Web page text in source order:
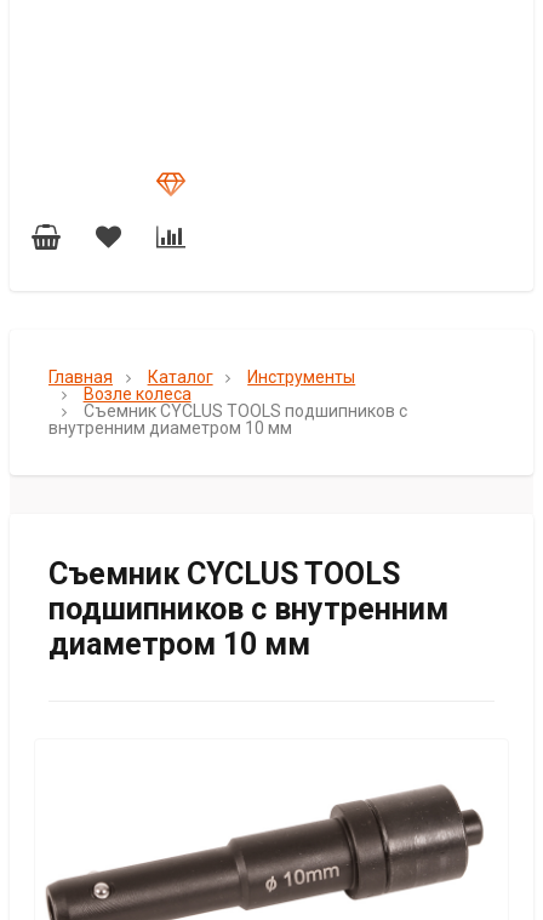
Главная Каталог
Инструменты
Возле колеса
Съемник CYCLUS TOOLS подшипников с
внутренним диаметром 10 мм
Съемник CYCLUS TOOLS
подшипников с внутренним
диаметром 10 мм